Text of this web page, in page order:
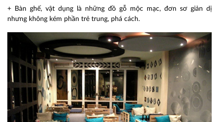
+ Bàn ghế, vật dụng là những đồ gỗ mộc mạc, đơn sơ giản dị
nhưng không kém phần trẻ trung, phá cách.